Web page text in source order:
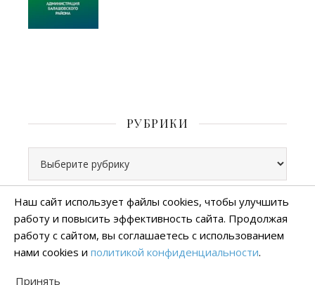
РУБРИКИ
Все права защищены
Политика конфиденциальности
Наш сайт использует файлы cookies, чтобы улучшить
работу и повысить эффективность сайта. Продолжая
работу с сайтом, вы соглашаетесь с использованием
нами cookies и политикой конфиденциальности.
Принять